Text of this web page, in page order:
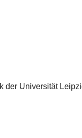
der Universität